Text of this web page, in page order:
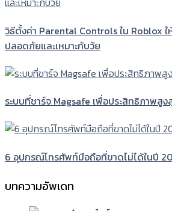
วิธีตั้งค่า Parental Controls ใน Roblox ใ
ปลอดภัยและเหมาะกับวัย
ระบบที่ชาร์จ Magsafe เพื่อประสิทธิภาพสู
6 อุปกรณ์โทรศัพท์มือถือที่ขาดไม่ได้ในปี
บทความอัพเดท